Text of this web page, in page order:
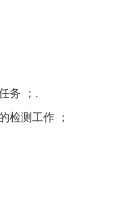
务 ；.
检测工作 ；